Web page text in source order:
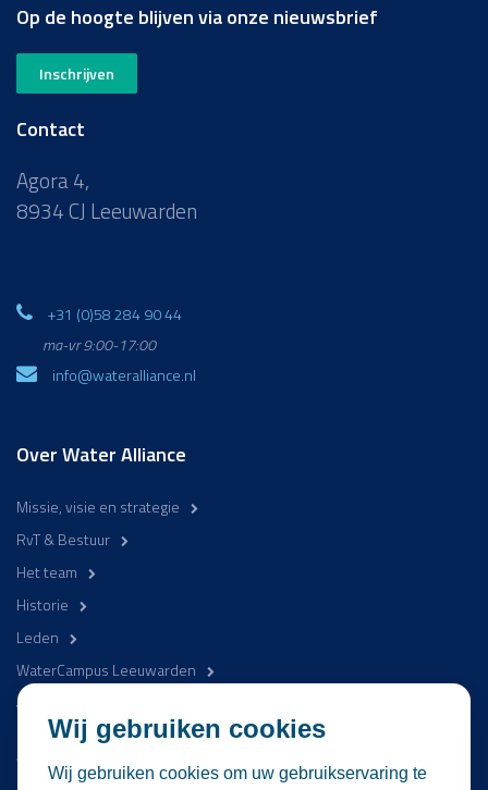
Op de hoogte blijven via onze nieuwsbrief
Inschrijven
Contact
Agora 4,
8934 CJ Leeuwarden
+31 (0)58 284 90 44
ma-vr 9:00-17:00
info@wateralliance.nl
Over Water Alliance
Missie, visie en strategie
RvT & Bestuur
Het team
Historie
Leden
WaterCampus Leeuwarden
Word betrokken
WaterProof Magazine
Wij gebruiken cookies
Wij gebruiken cookies om uw gebruikservaring te